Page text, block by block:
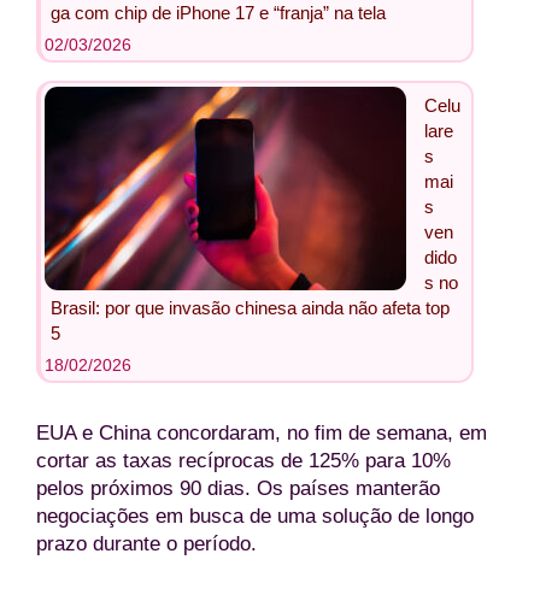
ga com chip de iPhone 17 e “franja” na tela
02/03/2026
Celu
lare
s
mai
s
ven
dido
s no
Brasil: por que invasão chinesa ainda não afeta top
5
18/02/2026
EUA e China concordaram, no fim de semana, em
cortar as taxas recíprocas de 125% para 10%
pelos próximos 90 dias. Os países manterão
negociações em busca de uma solução de longo
prazo durante o período.